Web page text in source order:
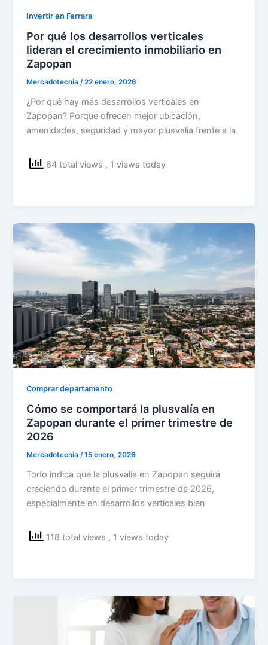
Invertir en Ferrara
Por qué los desarrollos verticales
lideran el crecimiento inmobiliario en
Zapopan
Mercadotecnia/22 enero, 2026
¿Por qué hay más desarrollos verticales en
Zapopan? Porque ofrecen mejor ubicación,
amenidades, seguridad y mayor plusvalía frente a la
64 total views , 1 views today
Comprar departamento
Cómo se comportará la plusvalía en
Zapopan durante el primer trimestre de
2026
Mercadotecnia/15 enero, 2026
Todo indica que la plusvalía en Zapopan seguirá
creciendo durante el primer trimestre de 2026,
especialmente en desarrollos verticales bien
118 total views , 1 views today